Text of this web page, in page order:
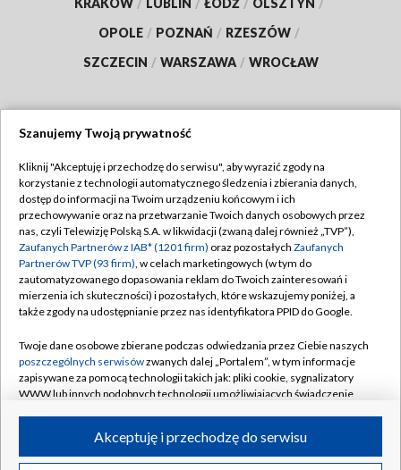
KRAKÓW / LUBLIN / ŁÓDŹ / OLSZTYN /
OPOLE / POZNAŃ / RZESZÓW /
SZCZECIN / WARSZAWA / WROCŁAW
TVP
Abonament TVP
Emisja w TVP
Centrum informacji TVP
Naziemna Telewizja Cyfrowa
Rada Programowa
System NOS
Informacje o nadawcy
Program dla prasy
Regulamin TVP
Polityka prywatności
Moje zgody
Pomoc
Kontakt
Kanały
©2026 Telewizja Polska S.A. w likwidacji
Szanujemy Twoją prywatność
Kliknij "Akceptuję i przechodzę do serwisu", aby wyrazić zgody na
korzystanie z technologii automatycznego śledzenia i zbierania danych,
dostęp do informacji na Twoim urządzeniu końcowym i ich
przechowywanie oraz na przetwarzanie Twoich danych osobowych przez
nas, czyli Telewizję Polską S.A. w likwidacji (zwaną dalej również „TVP”),
Zaufanych Partnerów z IAB* (1201 firm) oraz pozostałych Zaufanych
Partnerów TVP (93 firm), w celach marketingowych (w tym do
zautomatyzowanego dopasowania reklam do Twoich zainteresowań i
mierzenia ich skuteczności) i pozostałych, które wskazujemy poniżej, a
także zgody na udostępnianie przez nas identyfikatora PPID do Google.
Twoje dane osobowe zbierane podczas odwiedzania przez Ciebie naszych
poszczególnych serwisówzwanych dalej „Portalem”, w tym informacje
zapisywane za pomocą technologii takich jak: pliki cookie, sygnalizatory
WWW lub innych podobnych technologii umożliwiających świadczenie
ruchu w Internecie.Akceptuję i przechodzę do serwisu